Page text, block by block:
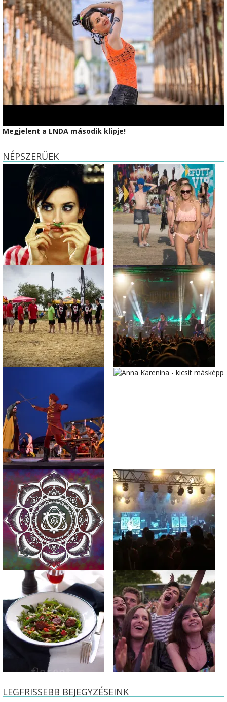
Megjelent a LNDA második klipje!
NÉPSZERŰEK
LEGFRISSEBB BEJEGYZÉSEINK